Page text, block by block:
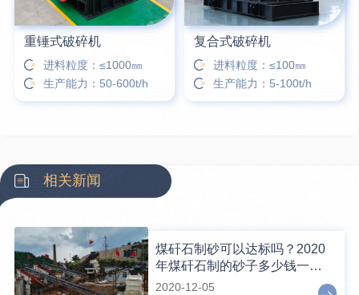
重锤式破碎机
进料粒度：≤1000㎜
生产能力：50-600t/h
复合式破碎机
进料粒度：≤100㎜
生产能力：5-100t/h
相关新闻
煤矸石制砂可以达标吗？2020
年煤矸石制的砂子多少钱一
吨？
2020-12-05